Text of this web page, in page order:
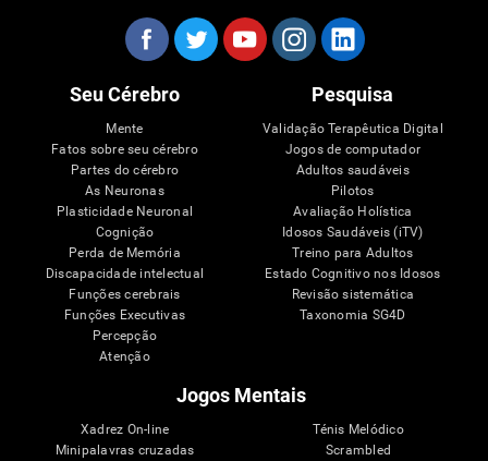
Seu Cérebro
Mente
Fatos sobre seu cérebro
Partes do cérebro
As Neuronas
Plasticidade Neuronal
Cognição
Perda de Memória
Discapacidade intelectual
Funções cerebrais
Funções Executivas
Percepção
Atenção
Pesquisa
Validação Terapêutica Digital
Jogos de computador
Adultos saudáveis
Pilotos
Avaliação Holística
Idosos Saudáveis (iTV)
Treino para Adultos
Estado Cognitivo nos Idosos
Revisão sistemática
Taxonomia SG4D
Jogos Mentais
Xadrez On-line
Minipalavras cruzadas
Ténis Melódico
Scrambled